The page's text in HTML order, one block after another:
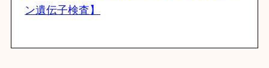
ン遺伝子検査】